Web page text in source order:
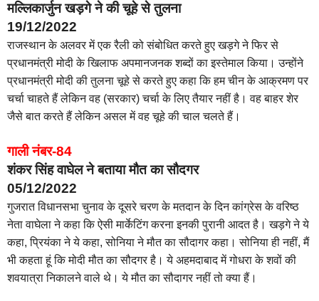
मल्लिकार्जुन खड़गे ने की चूहे से तुलना
19/12/2022
राजस्थान के अलवर में एक रैली को संबोधित करते हुए खड़गे ने फिर से
प्रधानमंत्री मोदी के खिलाफ अपमानजनक शब्दों का इस्तेमाल किया। उन्होंने
प्रधानमंत्री मोदी की तुलना चूहे से करते हुए कहा कि हम चीन के आक्रमण पर
चर्चा चाहते हैं लेकिन वह (सरकार) चर्चा के लिए तैयार नहीं है। वह बाहर शेर
जैसे बात करते हैं लेकिन असल में वह चूहे की चाल चलते हैं।
गाली नंबर-84
शंकर सिंह वाघेल ने बताया मौत का सौदगर
05/12/2022
गुजरात विधानसभा चुनाव के दूसरे चरण के मतदान के दिन कांग्रेस के वरिष्ठ
नेता वाघेला ने कहा कि ऐसी मार्केटिंग करना इनकी पुरानी आदत है। खड़गे ने ये
कहा, प्रियंका ने ये कहा, सोनिया ने मौत का सौदागर कहा। सोनिया ही नहीं, मैं
भी कहता हूं कि मोदी मौत का सौदगर है। ये अहमदाबाद में गोधरा के शवों की
शवयात्रा निकालने वाले थे। ये मौत का सौदागर नहीं तो क्या हैं।